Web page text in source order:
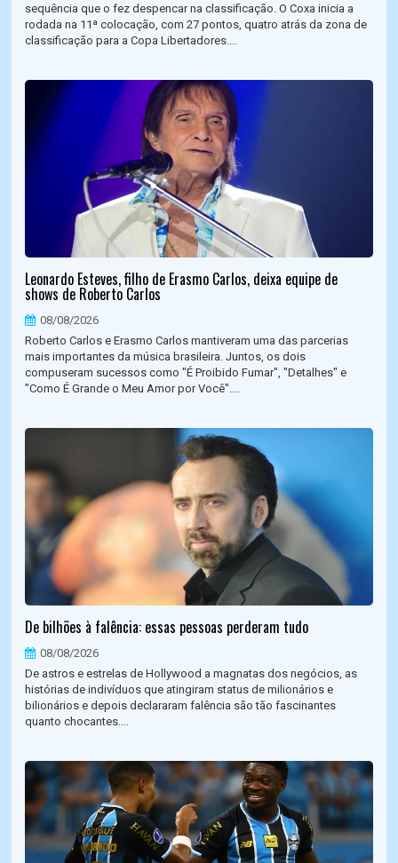
sequência que o fez despencar na classificação. O Coxa inicia a
rodada na 11ª colocação, com 27 pontos, quatro atrás da zona de
classificação para a Copa Libertadores....
Leonardo Esteves, filho de Erasmo Carlos, deixa equipe de
shows de Roberto Carlos
08/08/2026
Roberto Carlos e Erasmo Carlos mantiveram uma das parcerias
mais importantes da música brasileira. Juntos, os dois
compuseram sucessos como "É Proibido Fumar", "Detalhes" e
"Como É Grande o Meu Amor por Você"....
De bilhões à falência: essas pessoas perderam tudo
08/08/2026
De astros e estrelas de Hollywood a magnatas dos negócios, as
histórias de indivíduos que atingiram status de milionários e
bilionários e depois declararam falência são tão fascinantes
quanto chocantes....